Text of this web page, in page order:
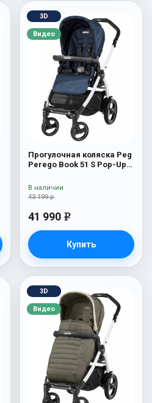
3D
Видео
Прогулочная коляска Peg
Perego Book 51 S Pop-Up
White/Black) Geo Navy
43 199 р
41 990 e
Купить
В наличии
3D
Видео